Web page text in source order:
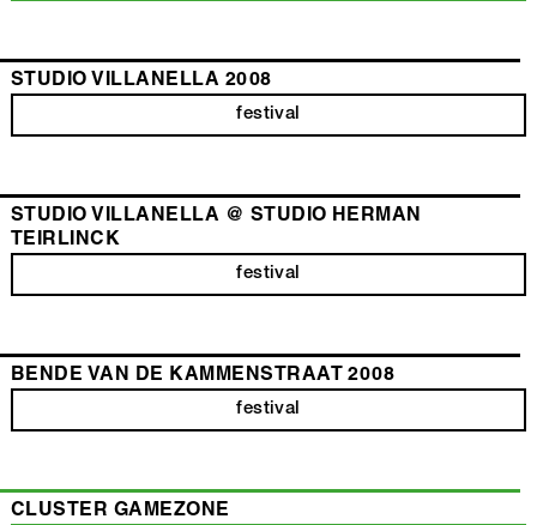
STUDIO VILLANELLA 2008
festival
STUDIO VILLANELLA @ STUDIO HERMAN
TEIRLINCK
festival
BENDE VAN DE KAMMENSTRAAT 2008
festival
CLUSTER GAMEZONE